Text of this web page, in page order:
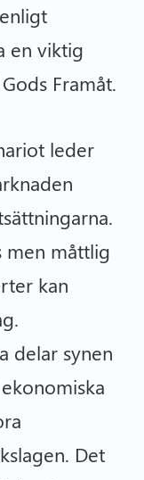
en viktig
Framåt.
leder
men måttlig
kan
delar synen
Det